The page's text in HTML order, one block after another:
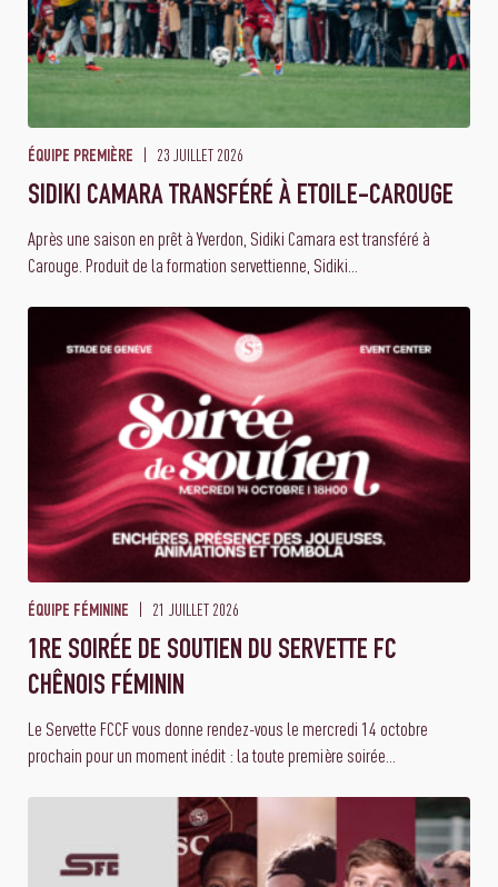
ÉQUIPE PREMIÈRE 23 JUILLET 2026
SIDIKI CAMARA TRANSFÉRÉ À ETOILE-CAROUGE
Après une saison en prêt à Yverdon, Sidiki Camara est transféré à
Carouge. Produit de la formation servettienne, Sidiki...
ÉQUIPE FÉMININE 21 JUILLET 2026
1RE SOIRÉE DE SOUTIEN DU SERVETTE FC
CHÊNOIS FÉMININ
Le Servette FCCF vous donne rendez-vous le mercredi 14 octobre
prochain pour un moment inédit : la toute première soirée...